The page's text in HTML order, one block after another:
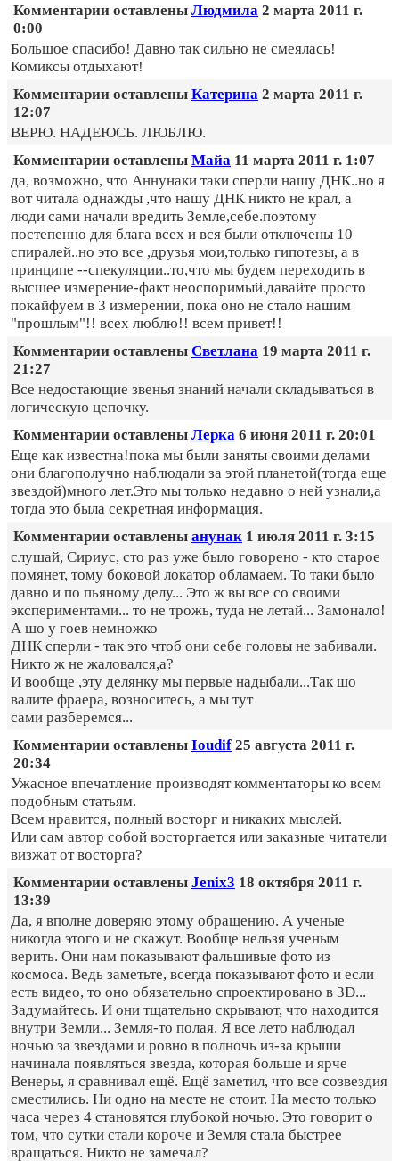
Комментарии оставлены Людмила 2 марта 2011 г.
0:00
Большое спасибо! Давно так сильно не смеялась!
Комиксы отдыхают!
Комментарии оставлены Катерина 2 марта 2011 г.
12:07
ВЕРЮ. НАДЕЮСЬ. ЛЮБЛЮ.
Комментарии оставлены Майа 11 марта 2011 г. 1:07
да, возможно, что Аннунаки таки сперли нашу ДНК..но я
вот читала однажды ,что нашу ДНК никто не крал, а
люди сами начали вредить Земле,себе.поэтому
постепенно для блага всех и вся были отключены 10
спиралей..но это все ,друзья мои,только гипотезы, а в
принципе --спекуляции..то,что мы будем переходить в
высшее измерение-факт неоспоримый.давайте просто
покайфуем в 3 измерении, пока оно не стало нашим
"прошлым"!! всех люблю!! всем привет!!
Комментарии оставлены Светлана 19 марта 2011 г.
21:27
Все недостающие звенья знаний начали складываться в
логическую цепочку.
Комментарии оставлены Лерка 6 июня 2011 г. 20:01
Еще как известна!пока мы были заняты своими делами
они благополучно наблюдали за этой планетой(тогда еще
звездой)много лет.Это мы только недавно о ней узнали,а
тогда это была секретная информация.
Комментарии оставлены анунак 1 июля 2011 г. 3:15
слушай, Сириус, сто раз уже было говорено - кто старое
помянет, тому боковой локатор обламаем. То таки было
давно и по пьяному делу... Это ж вы все со своими
экспериментами... то не трожь, туда не летай... Замонало!
А шо у гоев немножко
ДНК сперли - так это чтоб они себе головы не забивали.
Никто ж не жаловался,а?
И вообще ,эту делянку мы первые надыбали...Так шо
валите фраера, возноситесь, а мы тут
сами разберемся...
Комментарии оставлены Ioudif 25 августа 2011 г.
20:34
Ужасное впечатление производят комментаторы ко всем
подобным статьям.
Всем нравится, полный восторг и никаких мыслей.
Или сам автор собой восторгается или заказные читатели
визжат от восторга?
Комментарии оставлены Jenix3 18 октября 2011 г.
13:39
Да, я вполне доверяю этому обращению. А ученые
никогда этого и не скажут. Вообще нельзя ученым
верить. Они нам показывают фальшивые фото из
космоса. Ведь заметьте, всегда показывают фото и если
есть видео, то оно обязательно спроектировано в 3D...
Задумайтесь. И они тщательно скрывают, что находится
внутри Земли... Земля-то полая. Я все лето наблюдал
ночью за звездами и ровно в полночь из-за крыши
начинала появляться звезда, которая больше и ярче
Венеры, я сравнивал ещё. Ещё заметил, что все созвездия
сместились. Ни одно на месте не стоит. На место только
часа через 4 становятся глубокой ночью. Это говорит о
том, что сутки стали короче и Земля стала быстрее
вращаться. Никто не замечал?